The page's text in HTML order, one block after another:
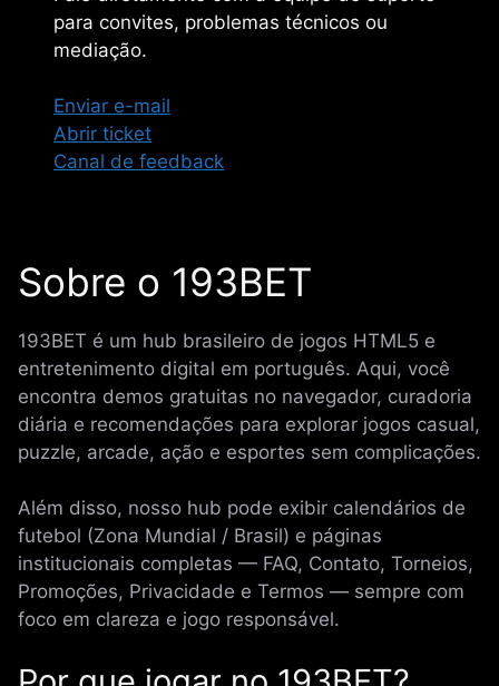
para convites, problemas técnicos ou
mediação.
Enviar e-mail
Abrir ticket
Canal de feedback
Sobre o 193BET
193BET é um hub brasileiro de jogos HTML5 e
entretenimento digital em português. Aqui, você
encontra demos gratuitas no navegador, curadoria
diária e recomendações para explorar jogos casual,
puzzle, arcade, ação e esportes sem complicações.
Além disso, nosso hub pode exibir calendários de
futebol (Zona Mundial / Brasil) e páginas
institucionais completas — FAQ, Contato, Torneios,
Promoções, Privacidade e Termos — sempre com
foco em clareza e jogo responsável.